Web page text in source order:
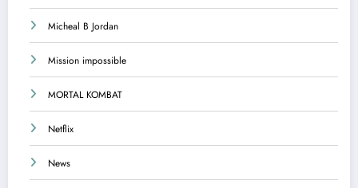
Micheal B Jordan
Mission impossible
MORTAL KOMBAT
Netflix
News